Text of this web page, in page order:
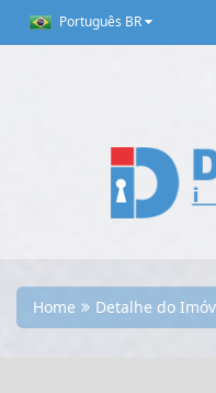
Português BR
Home Detalhe do